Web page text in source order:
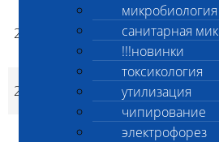
микробиология
санитарная
!!!новинки
токсикология
утилизация
чипирование
электрофорез
217
Подсчет
лейкоцитарной
формулы
220
Возврат окрашенного
препарата крови
Определение